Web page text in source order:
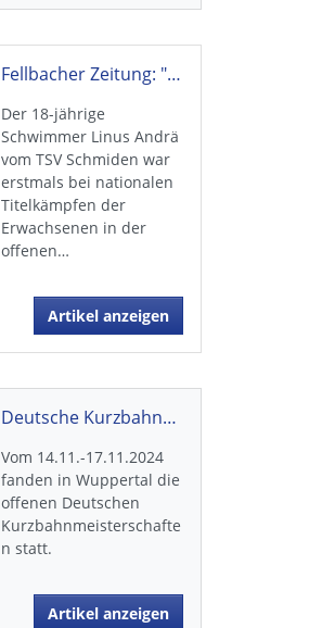
Fellbacher Zeitung: "Dem Idol ganz nah"
Der 18-jährige
Schwimmer Linus Andrä
vom TSV Schmiden war
erstmals bei nationalen
Titelkämpfen der
Erwachsenen in der
offenen…
Artikel anzeigen
Deutsche Kurzbahnmeisterschften in Wuppertal
Vom 14.11.-17.11.2024
fanden in Wuppertal die
offenen Deutschen
Kurzbahnmeisterschafte
n statt.
Artikel anzeigen